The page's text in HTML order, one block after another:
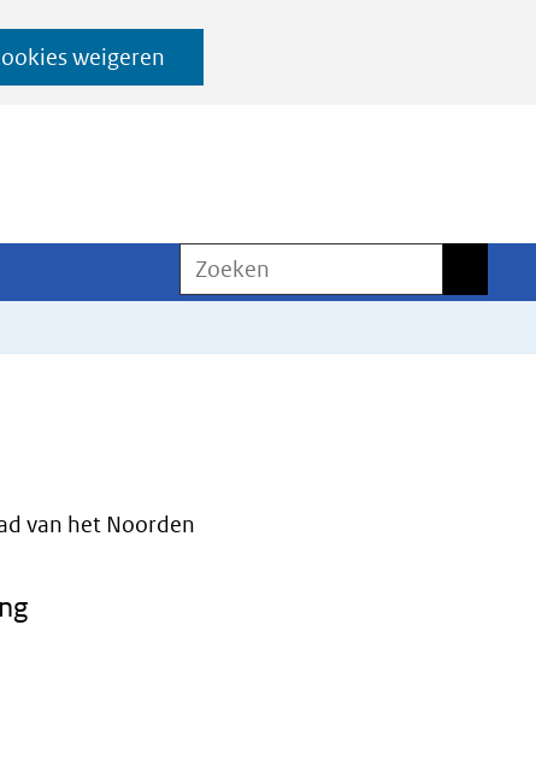
weigeren
Zoeken
van het Noorden